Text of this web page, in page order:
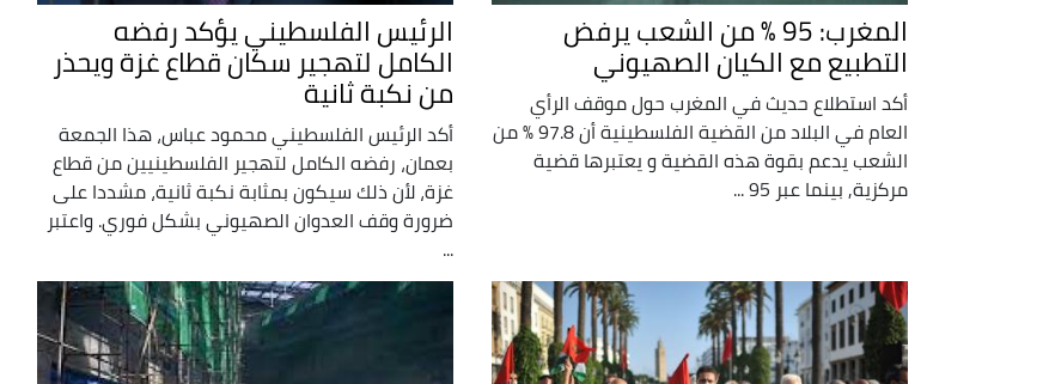
المغرب: 95 % من الشعب يرفض
التطبيع مع الكيان الصهيوني
أكد استطلاع حديث في المغرب حول موقف الرأي
العام في البلاد من القضية الفلسطينية أن 97.8 % من
الشعب يدعم بقوة هذه القضية و يعتبرها قضية
مركزية, بينما عبر 95 ...
الرئيس الفلسطيني يؤكد رفضه
الكامل لتهجير سكان قطاع غزة ويحذر
من نكبة ثانية
أكد الرئيس الفلسطيني محمود عباس، هذا الجمعة
بعمان، رفضه الكامل لتهجير الفلسطينيين من قطاع
غزة، لأن ذلك سيكون بمثابة نكبة ثانية، مشددا على
ضرورة وقف العدوان الصهيوني بشكل فوري. واعتبر
...